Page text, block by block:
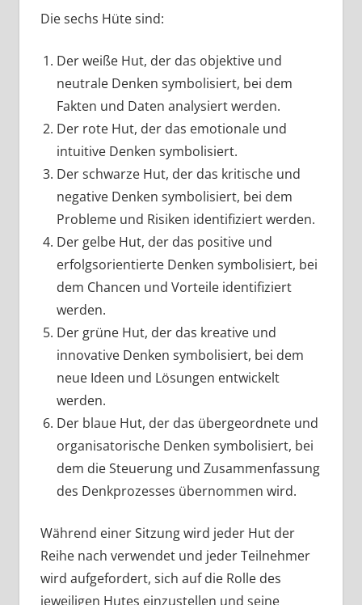
Die sechs Hüte sind:
Der weiße Hut, der das objektive und
neutrale Denken symbolisiert, bei dem
Fakten und Daten analysiert werden.
Der rote Hut, der das emotionale und
intuitive Denken symbolisiert.
Der schwarze Hut, der das kritische und
negative Denken symbolisiert, bei dem
Probleme und Risiken identifiziert werden.
Der gelbe Hut, der das positive und
erfolgsorientierte Denken symbolisiert, bei
dem Chancen und Vorteile identifiziert
werden.
Der grüne Hut, der das kreative und
innovative Denken symbolisiert, bei dem
neue Ideen und Lösungen entwickelt
werden.
Der blaue Hut, der das übergeordnete und
organisatorische Denken symbolisiert, bei
dem die Steuerung und Zusammenfassung
des Denkprozesses übernommen wird.
Während einer Sitzung wird jeder Hut der
Reihe nach verwendet und jeder Teilnehmer
wird aufgefordert, sich auf die Rolle des
jeweiligen Hutes einzustellen und seine